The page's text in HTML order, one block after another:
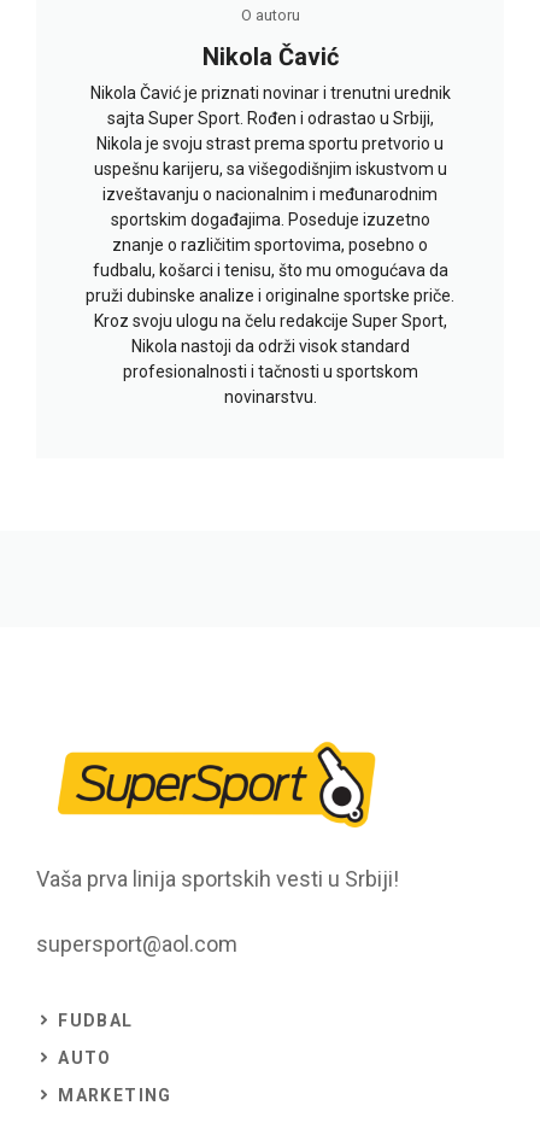
O autoru
Nikola Čavić
Nikola Čavić je priznati novinar i trenutni urednik
sajta Super Sport. Rođen i odrastao u Srbiji,
Nikola je svoju strast prema sportu pretvorio u
uspešnu karijeru, sa višegodišnjim iskustvom u
izveštavanju o nacionalnim i međunarodnim
sportskim događajima. Poseduje izuzetno
znanje o različitim sportovima, posebno o
fudbalu, košarci i tenisu, što mu omogućava da
pruži dubinske analize i originalne sportske priče.
Kroz svoju ulogu na čelu redakcije Super Sport,
Nikola nastoji da održi visok standard
profesionalnosti i tačnosti u sportskom
novinarstvu.
Vaša prva linija sportskih vesti u Srbiji!
supersport@aol.com
FUDBAL
AUTO
MARKETING